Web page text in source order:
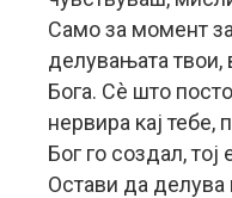
Само за момент
делувањата твои,
Бога. Сè што
нервира кај тебе,
Бог го создал, тој
Остави да делува